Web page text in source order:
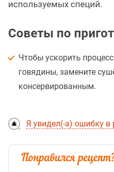
используемых специй.
Советы по
Чтобы ускорить
говядины, замените
консервированным.
Я увидел(-а) ошибку в